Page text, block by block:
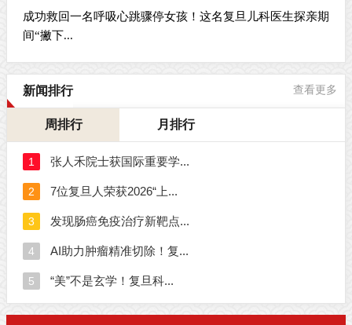
成功救回一名呼吸心跳骤停女孩！这名复旦儿科医生探亲期
间“撇下...
新闻排行 查看更多
周排行 月排行